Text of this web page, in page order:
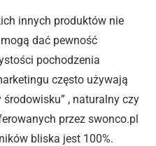
innych produktów nie
dać pewność
pochodzenia
często używają
, naturalny czy
przez swonco.pl
bliska jest 100%.